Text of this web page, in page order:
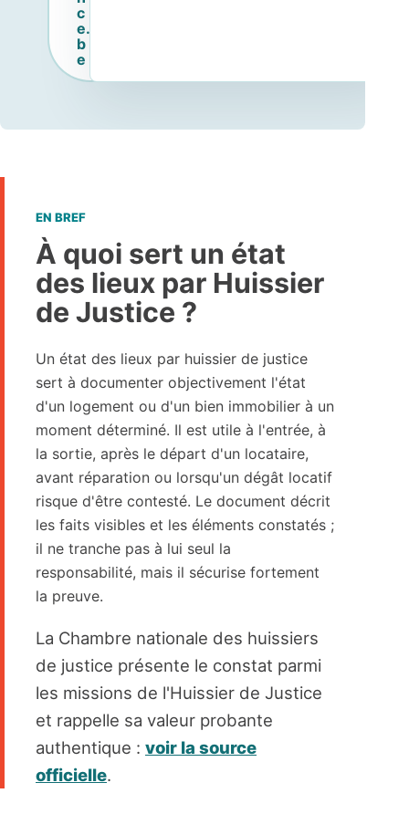
c
e.
b
e
EN BREF
À quoi sert un état
des lieux par Huissier
de Justice ?
Un état des lieux par huissier de justice
sert à documenter objectivement l'état
d'un logement ou d'un bien immobilier à un
moment déterminé. Il est utile à l'entrée, à
la sortie, après le départ d'un locataire,
avant réparation ou lorsqu'un dégât locatif
risque d'être contesté. Le document décrit
les faits visibles et les éléments constatés ;
il ne tranche pas à lui seul la
responsabilité, mais il sécurise fortement
la preuve.
La Chambre nationale des huissiers
de justice présente le constat parmi
les missions de l'Huissier de Justice
et rappelle sa valeur probante
authentique : voir la source
officielle.